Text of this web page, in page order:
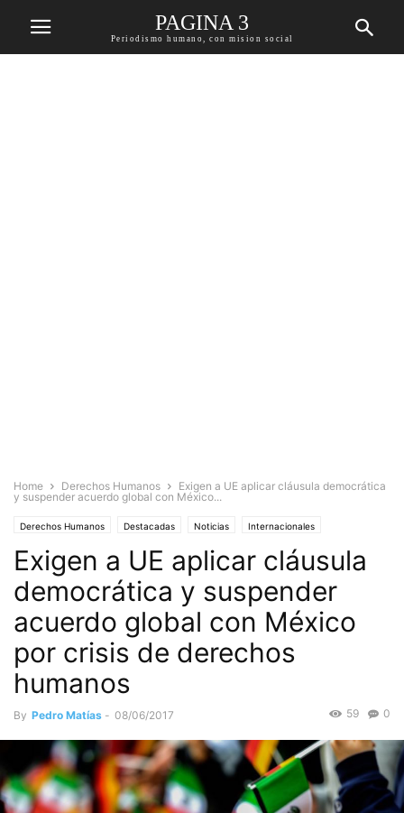
PAGINA 3
Periodismo humano, con mision social
Home Derechos Humanos
Exigen a UE aplicar cláusula democrática
y suspender acuerdo global con México...
Derechos Humanos Destacadas Noticias Internacionales
Nacionales
Exigen a UE aplicar cláusula
democrática y suspender
acuerdo global con México
por crisis de derechos
humanos
By Pedro Matías - 08/06/2017 0
59